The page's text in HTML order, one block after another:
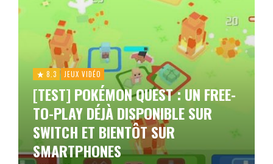
8.3 JEUX VIDÉO
[TEST] POKÉMON QUEST : UN FREE-
TO-PLAY DÉJÀ DISPONIBLE SUR
SWITCH ET BIENTÔT SUR
SMARTPHONES